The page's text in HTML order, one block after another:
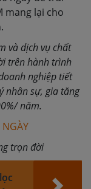
mang lại cho
và dịch vụ chất
trên hành trình
nghiệp tiết
nhân sự, gia tăng
năm.
trọn đời